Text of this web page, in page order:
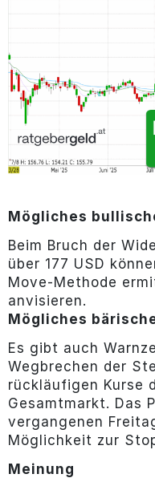
Mögliches
Beim Bruch der
über 177 USD
Move-Methode
anvisieren.
Mögliches
Es gibt auch
Wegbrechen der
rückläufigen Kurse
Gesamtmarkt. Das
vergangenen
Möglichkeit zur
Meinung